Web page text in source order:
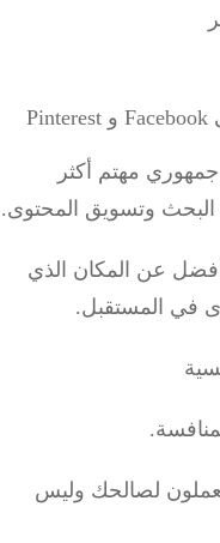
مهتم أكثر
وتسويق المحتوى.
عن المكان الذي
المستقبل.
لصالحك وليس